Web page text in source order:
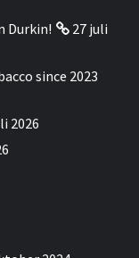
Durkin!
27 juli
since 2023
2026